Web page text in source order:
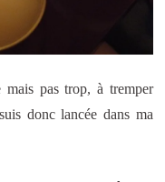
mais pas trop, à tremper
donc lancée dans ma